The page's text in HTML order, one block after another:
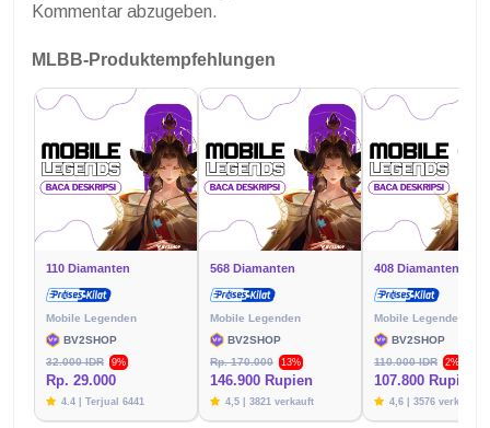
Kommentar abzugeben.
MLBB-Produktempfehlungen
110 Diamanten
Mobile Legenden
BV2SHOP
32.000 IDR
9%
Rp. 29.000
4.4 | Terjual 6441
568 Diamanten
Mobile Legenden
BV2SHOP
Rp. 170.000
13%
146.900 Rupien
4,5 | 3821 verkauft
408 Diamanten
Mobile Legenden
BV2SHOP
110.000 IDR
2%
107.800 Rupien
4,6 | 3576 verkauft